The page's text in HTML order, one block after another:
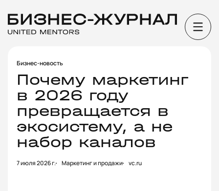
Бизнес-новость
Почему маркетинг
в 2026 году
превращается в
экосистему, а не
набор каналов
7 июля 2026 г. Маркетинг и продажи vc.ru